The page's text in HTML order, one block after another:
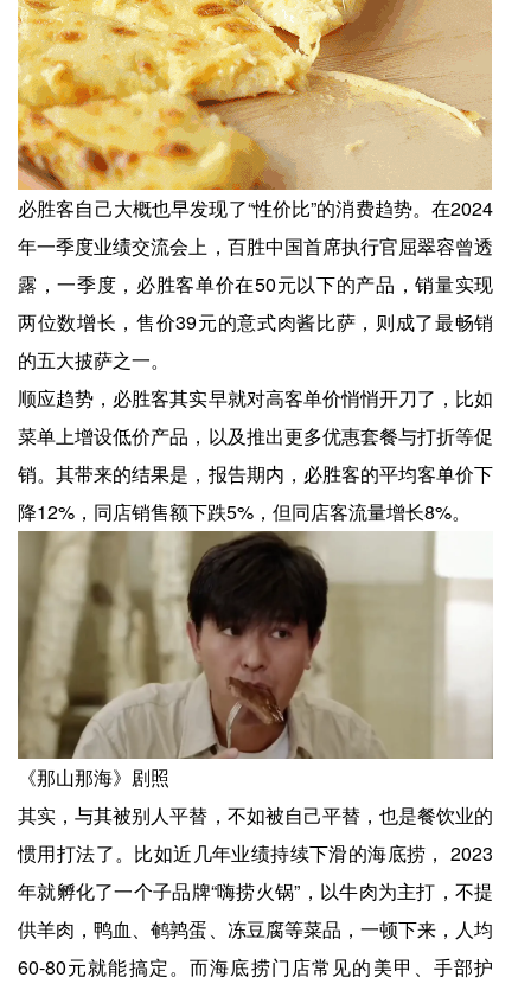
必胜客自己大概也早发现了“性价比”的消费趋势。在2024
年一季度业绩交流会上，百胜中国首席执行官屈翠容曾透
露，一季度，必胜客单价在50元以下的产品，销量实现
两位数增长，售价39元的意式肉酱比萨，则成了最畅销
的五大披萨之一。
顺应趋势，必胜客其实早就对高客单价悄悄开刀了，比如
菜单上增设低价产品，以及推出更多优惠套餐与打折等促
销。其带来的结果是，报告期内，必胜客的平均客单价下
降12%，同店销售额下跌5%，但同店客流量增长8%。
《那山那海》剧照
其实，与其被别人平替，不如被自己平替，也是餐饮业的
惯用打法了。比如近几年业绩持续下滑的海底捞， 2023
年就孵化了一个子品牌“嗨捞火锅”，以牛肉为主打，不提
供羊肉，鸭血、鹌鹑蛋、冻豆腐等菜品，一顿下来，人均
60-80元就能搞定。而海底捞门店常见的美甲、手部护